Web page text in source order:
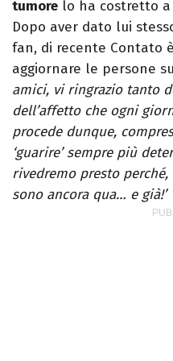
tumore lo ha costretto
Dopo aver dato lui
fan, di recente Contato
aggiornare le persone
amici, vi ringrazio tanto
dell’affetto che ogni
procede dunque,
‘guarire’ sempre più
rivedremo presto perché,
sono ancora qua… e già!’